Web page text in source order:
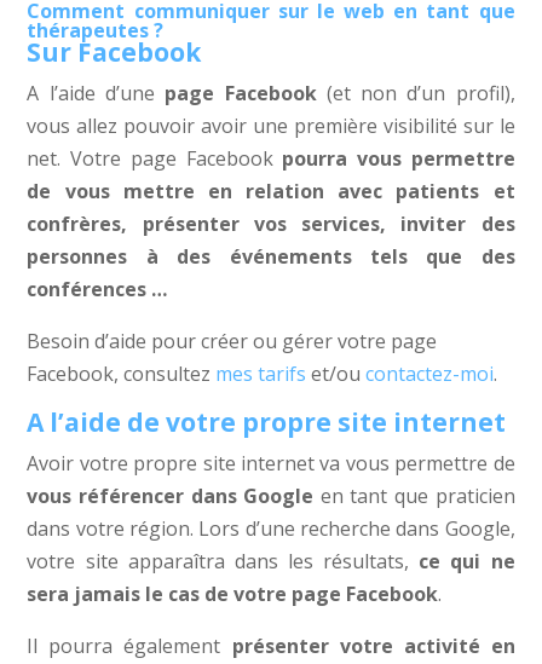
Comment communiquer sur le web en tant que
thérapeutes ?
Sur Facebook
A l’aide d’une page Facebook(et non d’un profil),
vous allez pouvoir avoir une première visibilité sur le
net. Votre page Facebook pourra vous permettre
de vous mettre en relation avec patients et
confrères, présenter vos services, inviter des
personnes à des événements tels que des
conférences …
Besoin d’aide pour créer ou gérer votre page
Facebook, consultez mes tarifs et/oucontactez-moi.
A l’aide de votre propre site internet
Avoir votre propre site internet va vous permettre de
vous référencer dans Google en tant que praticien
dans votre région. Lors d’une recherche dans Google,
votre site apparaîtra dans les résultats, ce qui ne
sera jamais le cas de votre page Facebook.
Il pourra également présenter votre activité en